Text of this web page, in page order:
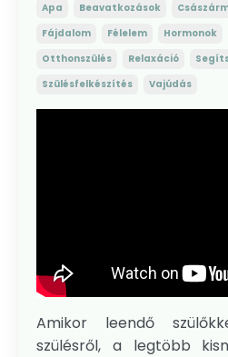
Apa Beavatkozások
Fájdalom
Félelem Hormonok
Otthonszülés
Relaxáció
Szülésfelkészítés
Vajúdás
Amikor leendő
szülésről, a legtöbb